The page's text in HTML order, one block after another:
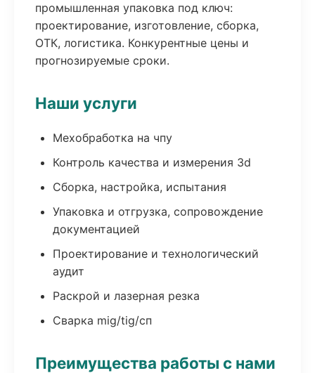
промышленная упаковка под ключ:
проектирование, изготовление, сборка,
ОТК, логистика. Конкурентные цены и
прогнозируемые сроки.
Наши услуги
Мехобработка на чпу
Контроль качества и измерения 3d
Сборка, настройка, испытания
Упаковка и отгрузка, сопровождение
документацией
Проектирование и технологический
аудит
Раскрой и лазерная резка
Сварка mig/tig/сп
Преимущества работы с нами